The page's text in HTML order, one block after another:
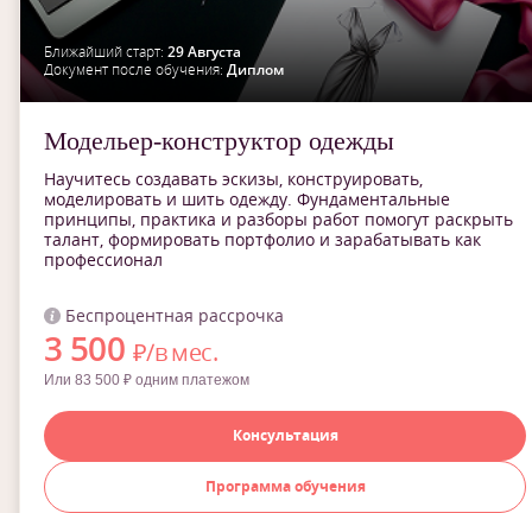
Ближайший старт: 29 Августа
Документ после обучения: Диплом
Модельер-конструктор одежды
Научитесь создавать эскизы, конструировать,
моделировать и шить одежду. Фундаментальные
принципы, практика и разборы работ помогут раскрыть
талант, формировать портфолио и зарабатывать как
профессионал
Беспроцентная рассрочка
3 500 ₽/в мес.
Или 83 500 ₽ одним платежом
Консультация
Программа обучения